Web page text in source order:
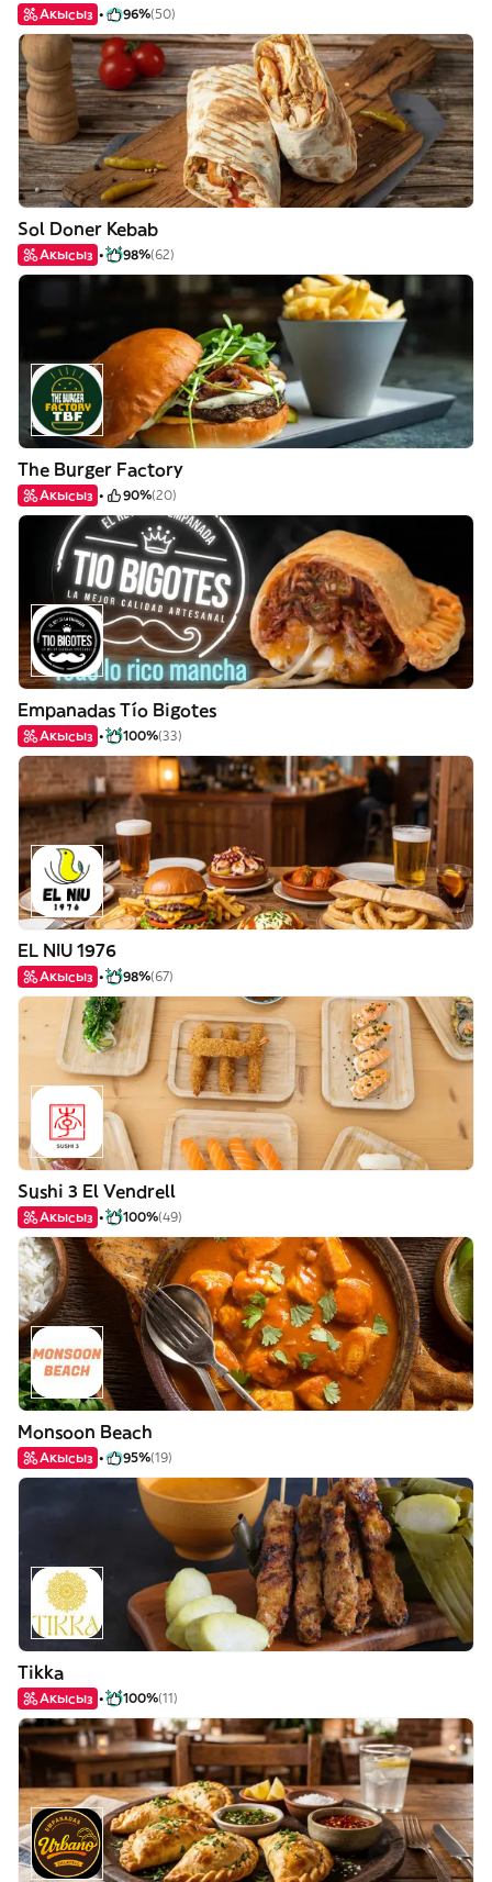
Акысыз 96%(50)
Sol Doner Kebab
Акысыз 98%(62)
The Burger Factory
Акысыз 90%(20)
Empanadas Tío Bigotes
Акысыз 100%(33)
EL NIU 1976
Акысыз 98%(67)
Sushi 3 El Vendrell
Акысыз 100%(49)
Monsoon Beach
Акысыз 95%(19)
Tikka
Акысыз 100%(11)